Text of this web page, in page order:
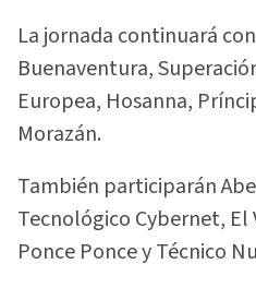
La jornada continuará
Buenaventura,
Europea, Hosanna,
Morazán.
También participarán
Tecnológico Cybernet, El
Ponce Ponce y Técnico